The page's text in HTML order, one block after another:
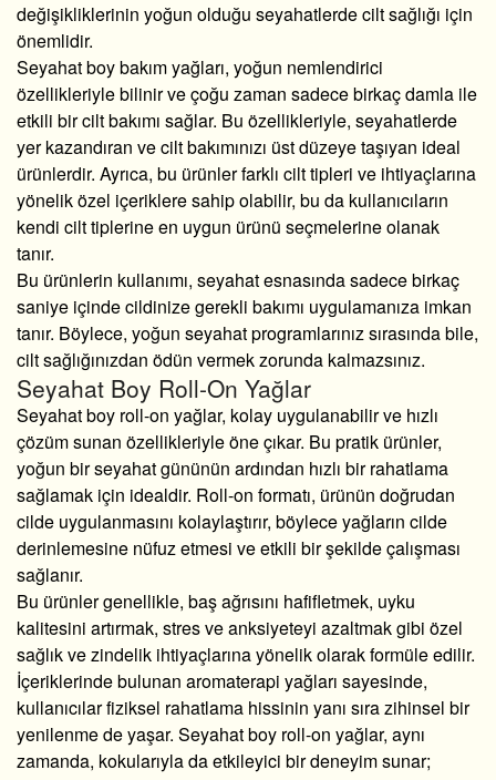
değişikliklerinin yoğun olduğu seyahatlerde cilt sağlığı için
önemlidir.
Seyahat boy bakım yağları, yoğun nemlendirici
özellikleriyle bilinir ve çoğu zaman sadece birkaç damla ile
etkili bir cilt bakımı sağlar. Bu özellikleriyle, seyahatlerde
yer kazandıran ve cilt bakımınızı üst düzeye taşıyan ideal
ürünlerdir. Ayrıca, bu ürünler farklı cilt tipleri ve ihtiyaçlarına
yönelik özel içeriklere sahip olabilir, bu da kullanıcıların
kendi cilt tiplerine en uygun ürünü seçmelerine olanak
tanır.
Bu ürünlerin kullanımı, seyahat esnasında sadece birkaç
saniye içinde cildinize gerekli bakımı uygulamanıza imkan
tanır. Böylece, yoğun seyahat programlarınız sırasında bile,
cilt sağlığınızdan ödün vermek zorunda kalmazsınız.
Seyahat Boy Roll-On Yağlar
Seyahat boy roll-on yağlar, kolay uygulanabilir ve hızlı
çözüm sunan özellikleriyle öne çıkar. Bu pratik ürünler,
yoğun bir seyahat gününün ardından hızlı bir rahatlama
sağlamak için idealdir. Roll-on formatı, ürünün doğrudan
cilde uygulanmasını kolaylaştırır, böylece yağların cilde
derinlemesine nüfuz etmesi ve etkili bir şekilde çalışması
sağlanır.
Bu ürünler genellikle, baş ağrısını hafifletmek, uyku
kalitesini artırmak, stres ve anksiyeteyi azaltmak gibi özel
sağlık ve zindelik ihtiyaçlarına yönelik olarak formüle edilir.
İçeriklerinde bulunan aromaterapi yağları sayesinde,
kullanıcılar fiziksel rahatlama hissinin yanı sıra zihinsel bir
yenilenme de yaşar. Seyahat boy roll-on yağlar, aynı
zamanda, kokularıyla da etkileyici bir deneyim sunar;